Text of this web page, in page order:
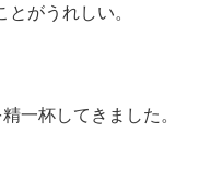
がうれしい。
一杯してきました。